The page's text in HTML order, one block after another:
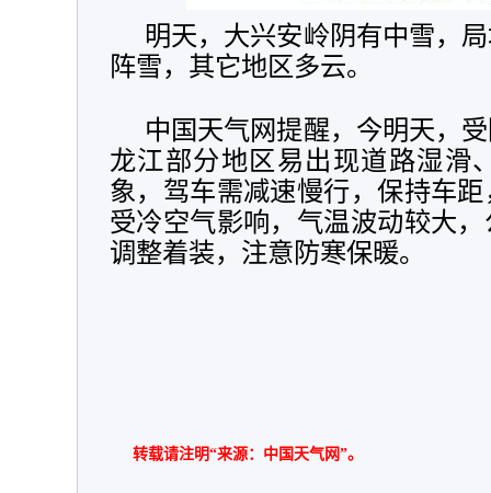
明天，大兴安岭阴有中雪，
阵雪，其它地区多云。
中国天气网提醒，今明天，
龙江部分地区易出现道路湿滑
象，驾车需减速慢行，保持车
受冷空气影响，气温波动较大
调整着装，注意防寒保暖。
转载请注明“来源：中国天气网”。